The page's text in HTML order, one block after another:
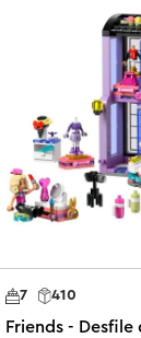
410
7
Friends -